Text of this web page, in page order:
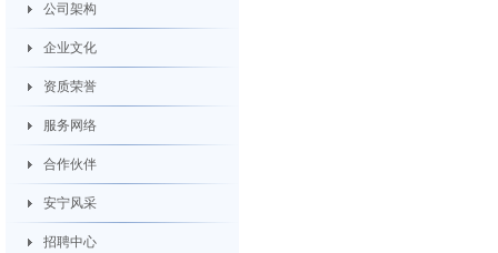
公司架构
企业文化
资质荣誉
服务网络
合作伙伴
安宁风采
招聘中心